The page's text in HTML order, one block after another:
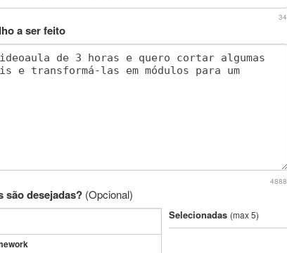
34
a ser feito
4888
são desejadas? (Opcional)
Selecionadas (max 5)